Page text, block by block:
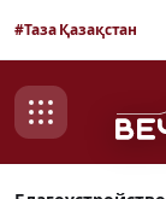
#Таза Қазақстан